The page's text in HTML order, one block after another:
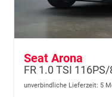
Seat Arona
FR 1.0 TSI
unverbindliche Lieferzeit: 5